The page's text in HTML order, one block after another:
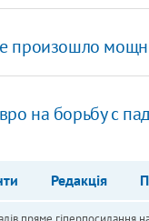
произошло
на борьбу с
Редакція